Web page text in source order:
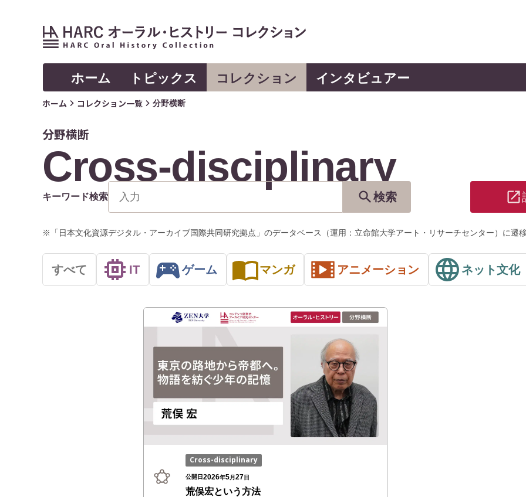
ホーム トピックス コレクション インタビュアー
ホーム コレクション一覧 分野横断
分野横断
Cross-disciplinary
キーワード検索 検索
※「日本文化資源デジタル・アーカイブ国際共同研究拠点」のデータベース（運用：立命館大学アート・リサーチセンター）に遷
すべて IT ゲーム マンガ アニメーション ネット文化
Cross-disciplinary
公開日2026年5月 27日
荒俣宏という方法